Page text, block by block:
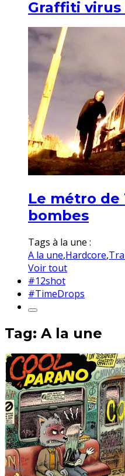
Graffiti virus
Le métro de
bombes
Tags à la une :
A la une,Hardcore,
Voir tout
#12shot
#TimeDrops
Tag: A la une